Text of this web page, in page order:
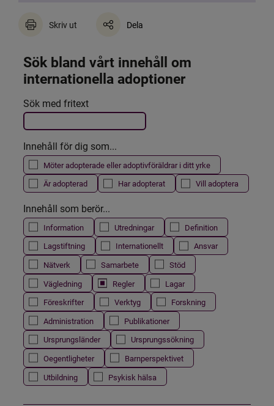
Skriv ut Dela
Sök bland vårt innehåll om
internationella adoptioner
Filtrera resultatet
Det här formuläret postas automatiskt
Sök med fritext
Innehåll för dig som...
Möter adopterade eller adoptivföräldrar i ditt yrke
Är adopterad
Har adopterat Vill adoptera
Innehåll som berör...
Information Utredningar
Definition
Lagstiftning
Internationellt
Ansvar
Nätverk
Samarbete
Stöd
Vägledning
Regler
Lagar
Föreskrifter
Verktyg
Forskning
Administration
Publikationer
Ursprungsländer
Ursprungssökning
Oegentligheter
Barnperspektivet
Utbildning
Psykisk hälsa